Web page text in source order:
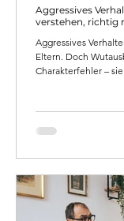
Aggressives
verstehen, richtig
Aggressives
Eltern. Doch
Charakterfehler –
können und wann
sinnvoll ist.